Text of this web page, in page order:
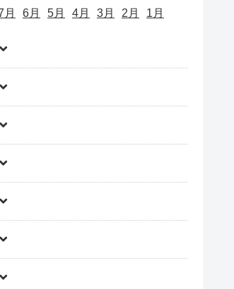
月 6月 5月 4月 3月 2月 1月